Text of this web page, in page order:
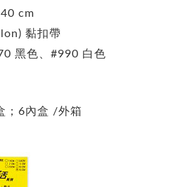
cm
黏扣帶
黑色、#990 白色
；6內盒 /外箱